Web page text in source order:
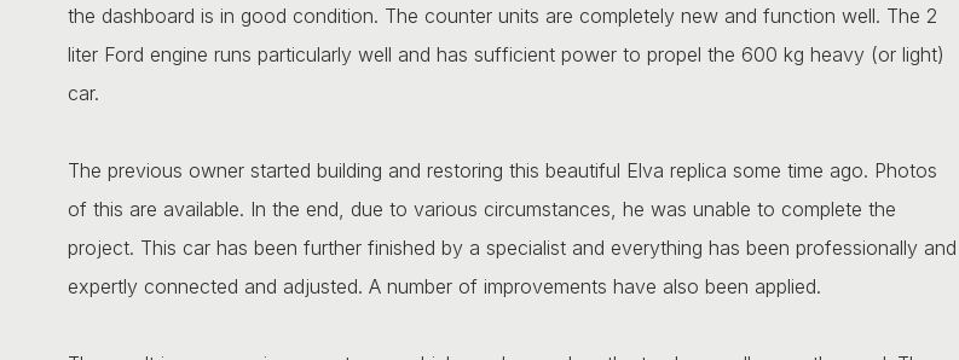
the dashboard is in good condition. The counter units are completely new and function well. The 2
liter Ford engine runs particularly well and has sufficient power to propel the 600 kg heavy (or light)
car.
The previous owner started building and restoring this beautiful Elva replica some time ago. Photos
of this are available. In the end, due to various circumstances, he was unable to complete the
project. This car has been further finished by a specialist and everything has been professionally and
expertly connected and adjusted. A number of improvements have also been applied.